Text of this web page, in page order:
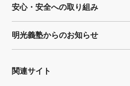
安心・安全への取り組み
明光義塾からのお知らせ
関連サイト